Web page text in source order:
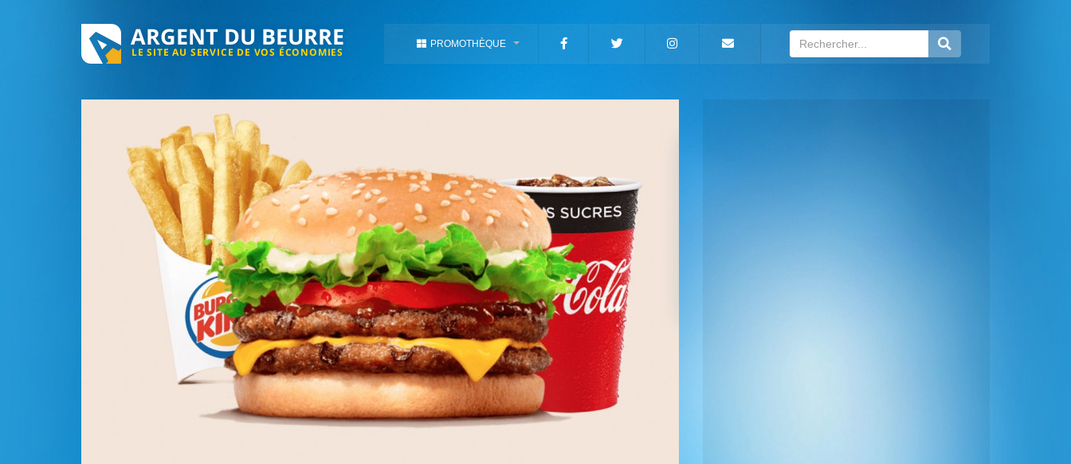
ARGENT DU BEURRE
LE SITE AU SERVICE DE VOS ÉCONOMIES
PROMOTHÈQUE